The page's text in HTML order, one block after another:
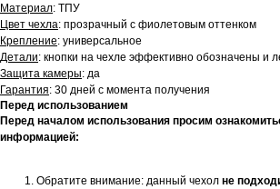
Материал: ТПУ
Цвет чехла: прозрачный с фиолетовым оттенком
Крепление: универсальное
Детали: кнопки на чехле эффективно обозначены и
Защита камеры: да
Гарантия: 30 дней с момента получения
Перед использованием
Перед началом использования просим
информацией:
Обратите внимание: данный чехол не